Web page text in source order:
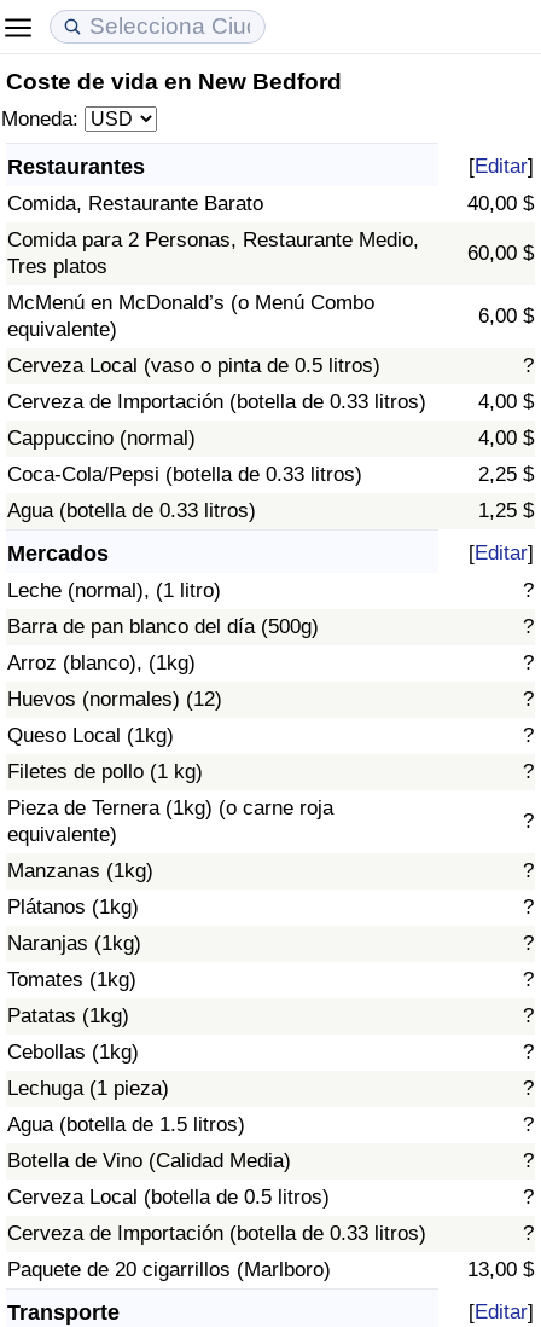
Coste de vida en New Bedford
Moneda:
Restaurantes [Editar]
Comida, Restaurante Barato
40,00 $
Comida para 2 Personas, Restaurante Medio,
Tres platos
60,00 $
McMenú en McDonald’s (o Menú Combo
equivalente)
6,00 $
Cerveza Local (vaso o pinta de 0.5 litros)
?
Cerveza de Importación (botella de 0.33 litros)
4,00 $
Cappuccino (normal)
4,00 $
Coca-Cola/Pepsi (botella de 0.33 litros)
2,25 $
Agua (botella de 0.33 litros)
1,25 $
Mercados [Editar]
Leche (normal), (1 litro)
?
Barra de pan blanco del día (500g)
?
Arroz (blanco), (1kg)
?
Huevos (normales) (12)
?
Queso Local (1kg)
?
Filetes de pollo (1 kg)
?
Pieza de Ternera (1kg) (o carne roja
equivalente)
?
Manzanas (1kg)
?
Plátanos (1kg)
?
Naranjas (1kg)
?
Tomates (1kg)
?
Patatas (1kg)
?
Cebollas (1kg)
?
Lechuga (1 pieza)
?
Agua (botella de 1.5 litros)
?
Botella de Vino (Calidad Media)
?
Cerveza Local (botella de 0.5 litros)
?
Cerveza de Importación (botella de 0.33 litros)
?
Paquete de 20 cigarrillos (Marlboro)
13,00 $
Transporte [Editar]
Coste de vida
Índice de Costo de Vida
Índice de costo de vida por país
en aqaba
Precios de las propiedades
Índice de Precios de Inmuebles
Índice de Precios de Inmuebles por País
Calidad de Vida
Índice de Calidad de Vida (Actual)
Índice de calidad de vida por país
Delincuencia
Calificación del Índice de Criminalidad
(Actual)
Índice de Criminalidad
Índice de criminalidad por país
Sanidad
Índice de Sanidad (Actual)
Índice de Sanidad
Índice de Sanidad por País
Contaminación
Índice de Contaminación (Actual)
Índice de contaminación
Índice de Contaminación por País
Tráfico
Índice de Tráfico
Índice de Tráfico (Actual)
Índice de Tráfico por País